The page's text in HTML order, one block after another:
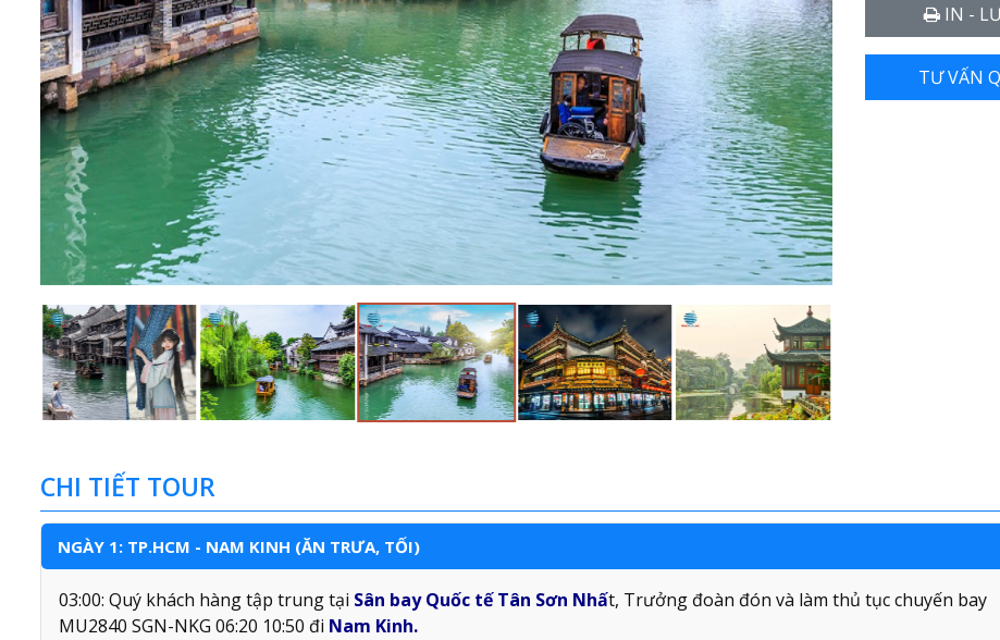
IN -
TƯ VẤN
CHI TIẾT TOUR
NGÀY 1: TP.HCM - NAM KINH (ĂN TRƯA, TỐI)
03:00: Quý khách hàng tập trung tại Sân bay Quốc tế Tân Sơn Nhất, Trưởng đoàn đón và làm thủ tục chuyến bay
MU2840 SGN-NKG 06:20 10:50 đi Nam Kinh.